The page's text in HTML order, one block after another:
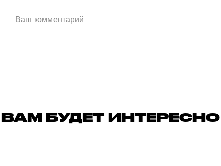
ВАМ БУДЕТ ИНТЕРЕСНО